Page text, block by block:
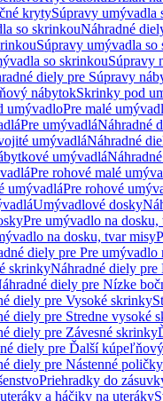
krytySúpravy umývadla
so skrinkouNáhradné
Súpravy umývadla so
so skrinkouSúpravy
diely pre Súpravy
nábytokSkrinky pod
umývadloPre malé
Pre umývadláNáhradné
umývadláNáhradné
umývadlá
Pre rohové malé
umývadláPre rohové
Umývadlové dosky
Pre umývadlo na dosku,
na dosku, tvar misy
diely pre Pre umývadlo
skrinkyNáhradné diely
diely pre Nízke
diely pre Vysoké skrinky
diely pre Stredne vysoké
diely pre Závesné skrinky
diely pre Ďalší
diely pre Nástenné poličky
Priehradky do
a háčiky na uteráky